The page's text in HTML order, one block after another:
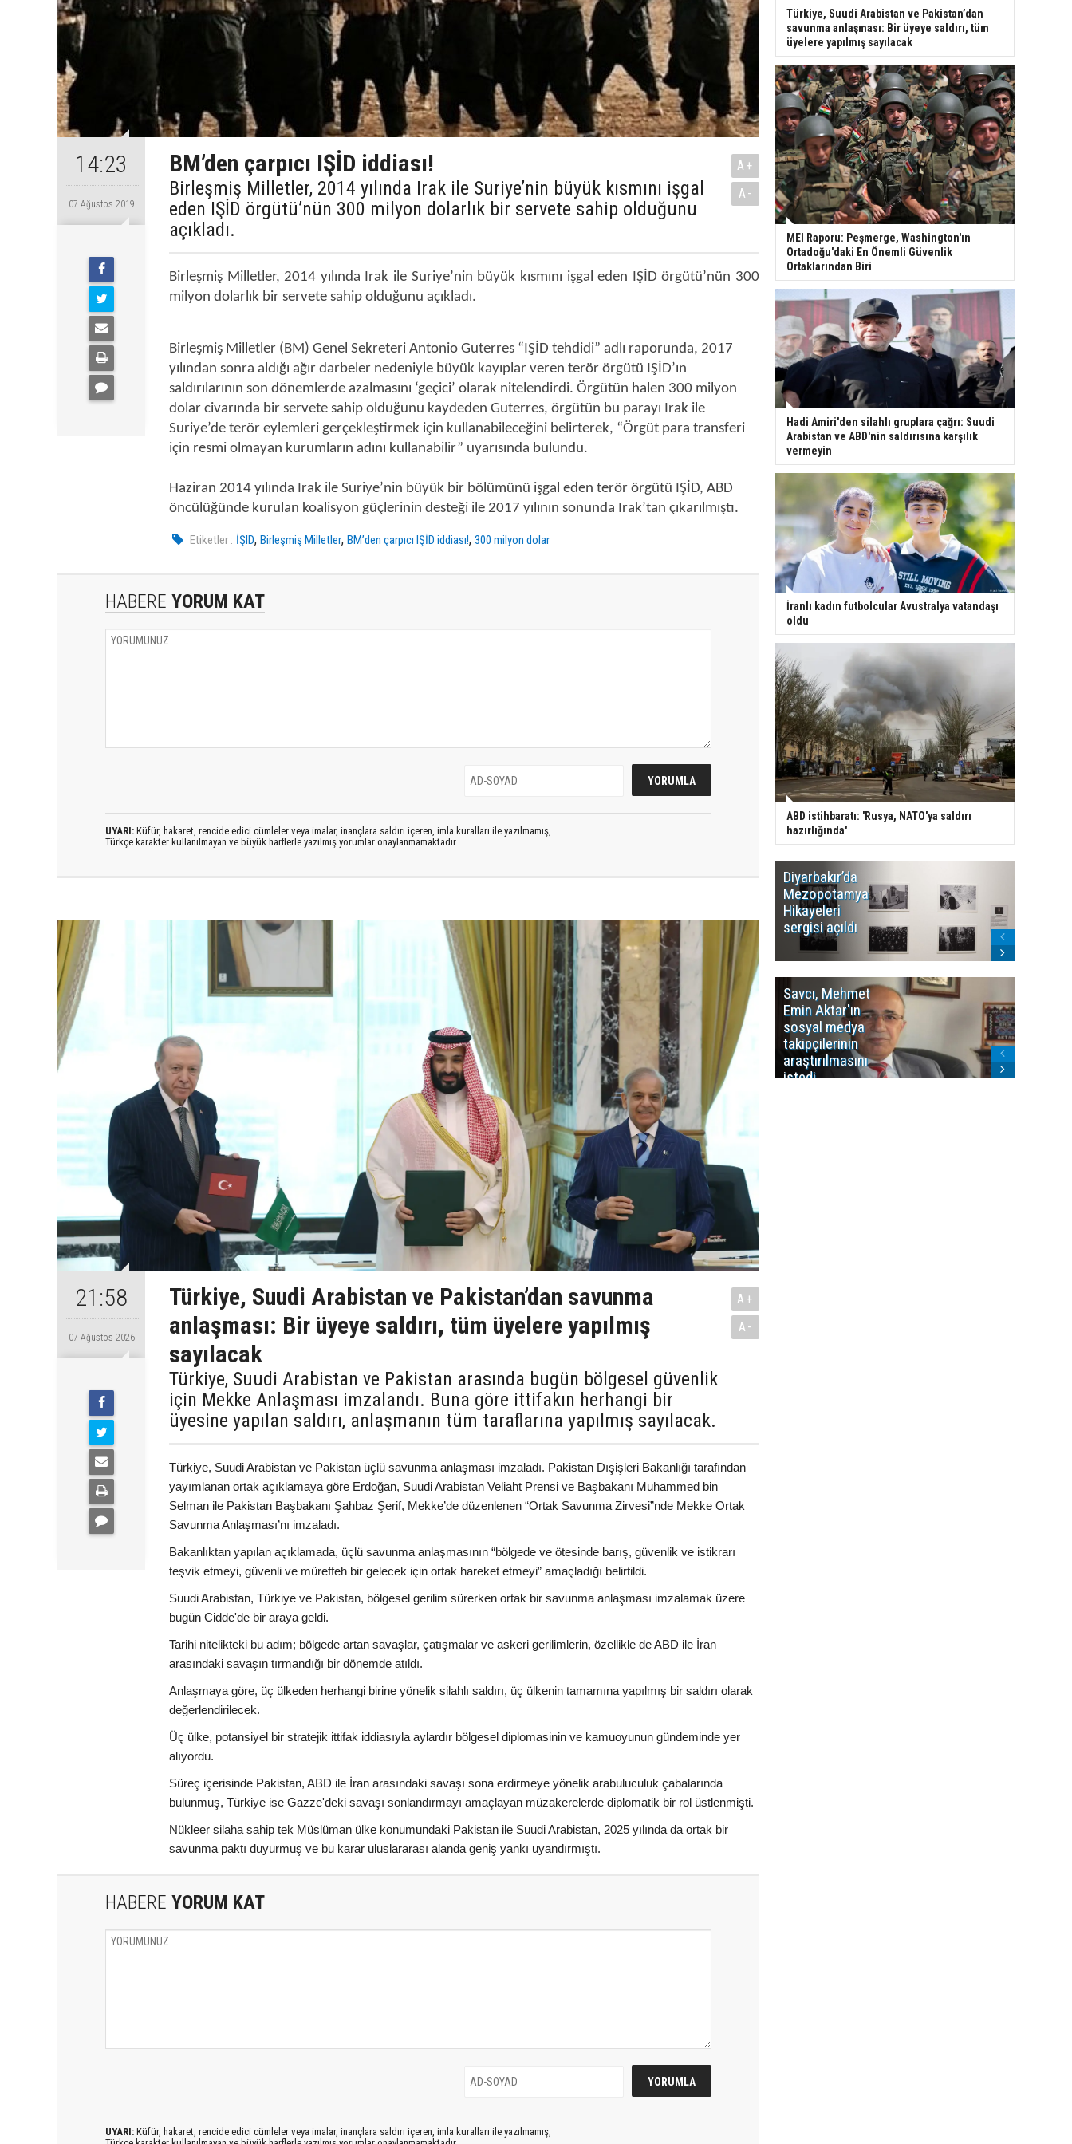
14:23
07 Ağustos 2019
BM’den çarpıcı IŞİD iddiası!
Birleşmiş Milletler, 2014 yılında Irak ile Suriye’nin büyük kısmını işgal
eden IŞİD örgütü’nün 300 milyon dolarlık bir servete sahip olduğunu
açıkladı.
A+
A-
Birleşmiş Milletler, 2014 yılında Irak ile Suriye’nin büyük kısmını işgal eden IŞİD örgütü’nün 300
milyon dolarlık bir servete sahip olduğunu açıkladı.
Birleşmiş Milletler (BM) Genel Sekreteri Antonio Guterres “IŞİD tehdidi” adlı raporunda, 2017
yılından sonra aldığı ağır darbeler nedeniyle büyük kayıplar veren terör örgütü IŞİD’ın
saldırılarının son dönemlerde azalmasını ‘geçici’ olarak nitelendirdi. Örgütün halen 300 milyon
dolar civarında bir servete sahip olduğunu kaydeden Guterres, örgütün bu parayı Irak ile
Suriye’de terör eylemleri gerçekleştirmek için kullanabileceğini belirterek, “Örgüt para transferi
için resmi olmayan kurumların adını kullanabilir” uyarısında bulundu.
Haziran 2014 yılında Irak ile Suriye’nin büyük bir bölümünü işgal eden terör örgütü IŞİD, ABD
öncülüğünde kurulan koalisyon güçlerinin desteği ile 2017 yılının sonunda Irak’tan çıkarılmıştı.
Etiketler : İŞID,Birleşmiş Milletler,BM’den çarpıcı IŞİD iddiası!,300 milyon dolar
HABERE YORUM KAT
UYARI: Küfür, hakaret, rencide edici cümleler veya imalar, inançlara saldırı içeren, imla kuralları ile yazılmamış,
Türkçe karakter kullanılmayan ve büyük harflerle yazılmış yorumlar onaylanmamaktadır.
21:58
07 Ağustos 2026
Türkiye, Suudi Arabistan ve Pakistan’dan savunma
anlaşması: Bir üyeye saldırı, tüm üyelere yapılmış
sayılacak
Türkiye, Suudi Arabistan ve Pakistan arasında bugün bölgesel güvenlik
için Mekke Anlaşması imzalandı. Buna göre ittifakın herhangi bir
üyesine yapılan saldırı, anlaşmanın tüm taraflarına yapılmış sayılacak.
A+
A-
Türkiye, Suudi Arabistan ve Pakistan üçlü savunma anlaşması imzaladı. Pakistan Dışişleri Bakanlığı tarafından
yayımlanan ortak açıklamaya göre Erdoğan, Suudi Arabistan Veliaht Prensi ve Başbakanı Muhammed bin
Selman ile Pakistan Başbakanı Şahbaz Şerif, Mekke’de düzenlenen “Ortak Savunma Zirvesi”nde Mekke Ortak
Savunma Anlaşması’nı imzaladı.
Bakanlıktan yapılan açıklamada, üçlü savunma anlaşmasının “bölgede ve ötesinde barış, güvenlik ve istikrarı
teşvik etmeyi, güvenli ve müreffeh bir gelecek için ortak hareket etmeyi” amaçladığı belirtildi.
Suudi Arabistan, Türkiye ve Pakistan, bölgesel gerilim sürerken ortak bir savunma anlaşması imzalamak üzere
bugün Cidde'de bir araya geldi.
Tarihi nitelikteki bu adım; bölgede artan savaşlar, çatışmalar ve askeri gerilimlerin, özellikle de ABD ile İran
arasındaki savaşın tırmandığı bir dönemde atıldı.
Anlaşmaya göre, üç ülkeden herhangi birine yönelik silahlı saldırı, üç ülkenin tamamına yapılmış bir saldırı olarak
değerlendirilecek.
Üç ülke, potansiyel bir stratejik ittifak iddiasıyla aylardır bölgesel diplomasinin ve kamuoyunun gündeminde yer
alıyordu.
Süreç içerisinde Pakistan, ABD ile İran arasındaki savaşı sona erdirmeye yönelik arabuluculuk çabalarında
bulunmuş, Türkiye ise Gazze'deki savaşı sonlandırmayı amaçlayan müzakerelerde diplomatik bir rol üstlenmişti.
Nükleer silaha sahip tek Müslüman ülke konumundaki Pakistan ile Suudi Arabistan, 2025 yılında da ortak bir
savunma paktı duyurmuş ve bu karar uluslararası alanda geniş yankı uyandırmıştı.
HABERE YORUM KAT
UYARI: Küfür, hakaret, rencide edici cümleler veya imalar, inançlara saldırı içeren, imla kuralları ile yazılmamış,
Türkiye, Suudi Arabistan ve Pakistan’dan
savunma anlaşması: Bir üyeye saldırı, tüm
üyelere yapılmış sayılacak
MEI Raporu: Peşmerge, Washington'ın
Ortadoğu'daki En Önemli Güvenlik
Ortaklarından Biri
Hadi Amiri'den silahlı gruplara çağrı: Suudi
Arabistan ve ABD'nin saldırısına karşılık
vermeyin
İranlı kadın futbolcular Avustralya vatandaşı
oldu
ABD istihbaratı: 'Rusya, NATO'ya saldırı
hazırlığında'
Diyarbakır’da
Mezopotamya
Hikayeleri
sergisi açıldı
Savcı, Mehmet
Emin Aktar'ın
sosyal medya
takipçilerinin
araştırılmasını
istedi